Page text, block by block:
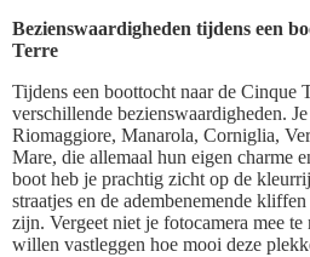
Bezienswaardigheden tijdens een
Terre
Tijdens een boottocht naar de Cinque
verschillende bezienswaardigheden.
Riomaggiore, Manarola, Corniglia,
Mare, die allemaal hun eigen charme
boot heb je prachtig zicht op de
straatjes en de adembenemende
zijn. Vergeet niet je fotocamera mee
willen vastleggen hoe mooi deze